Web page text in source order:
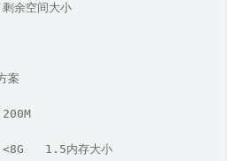
余空间大小
案
200M
1.5内存大小